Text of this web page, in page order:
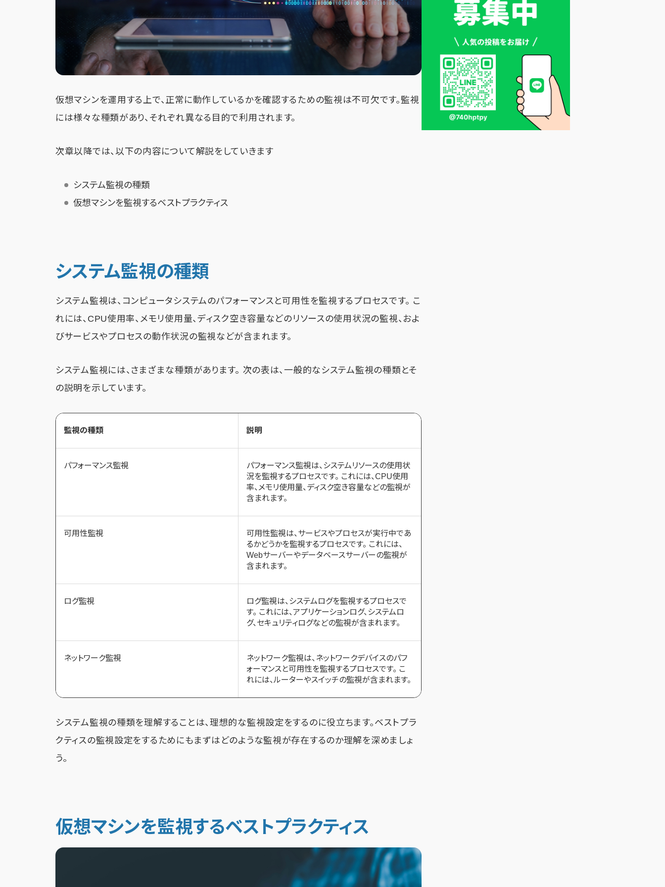
仮想マシンを運用する上で、正常に動作しているかを確認するための監視は不可欠です。監視
には様々な種類があり、それぞれ異なる目的で利用されます。
次章以降では、以下の内容について解説をしていきます
システム監視の種類
仮想マシンを監視するベストプラクティス
システム監視の種類
システム監視は、コンピュータシステムのパフォーマンスと可用性を監視するプロセスです。 こ
れには、CPU使用率、メモリ使用量、ディスク空き容量などのリソースの使用状況の監視、およ
びサービスやプロセスの動作状況の監視などが含まれます。
システム監視には、さまざまな種類があります。 次の表は、一般的なシステム監視の種類とそ
の説明を示しています。
監視の種類 説明
パフォーマンス監視
パフォーマンス監視は、システムリソースの使用状
況を監視するプロセスです。 これには、CPU使用
率、メモリ使用量、ディスク空き容量などの監視が
含まれます。
可用性監視
可用性監視は、サービスやプロセスが実行中であ
るかどうかを監視するプロセスです。 これには、
Webサーバーやデータベースサーバーの監視が
含まれます。
ログ監視
ログ監視は、システムログを監視するプロセスで
す。 これには、アプリケーションログ、システムロ
グ、セキュリティログなどの監視が含まれます。
ネットワーク監視
ネットワーク監視は、ネットワークデバイスのパフ
ォーマンスと可用性を監視するプロセスです。 こ
れには、ルーターやスイッチの監視が含まれます。
システム監視の種類を理解することは、理想的な監視設定をするのに役立ちます。ベストプラ
クティスの監視設定をするためにもまずはどのような監視が存在するのか理解を深めましょ
う。
仮想マシンを監視するベストプラクティス